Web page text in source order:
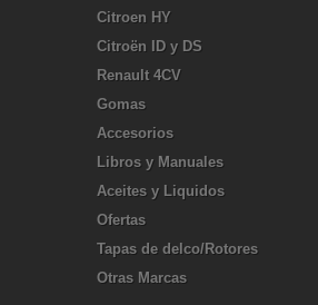
Citroen HY
Citroën ID y DS
Renault 4CV
Gomas
Accesorios
Libros y Manuales
Aceites y Liquidos
Ofertas
Tapas de delco/Rotores
Otras Marcas